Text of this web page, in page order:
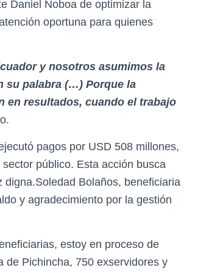
Daniel Noboa de optimizar la
oportuna para quienes
y nosotros asumimos la
su palabra (…) Porque la
en resultados, cuando el trabajo
pagos por USD 508 millones,
público. Esta acción busca
Bolaños, beneficiaria
y agradecimiento por la gestión
estoy en proceso de
de Pichincha, 750 exservidores y